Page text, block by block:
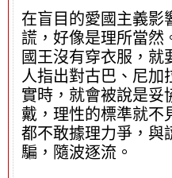
在盲目的愛國主義影
謊，好像是理所當然
國王沒有穿衣服，就
人指出對古巴、尼加
實時，就會被說是妥
戴，理性的標準就不
都不敢據理力爭，與
騙，隨波逐流。